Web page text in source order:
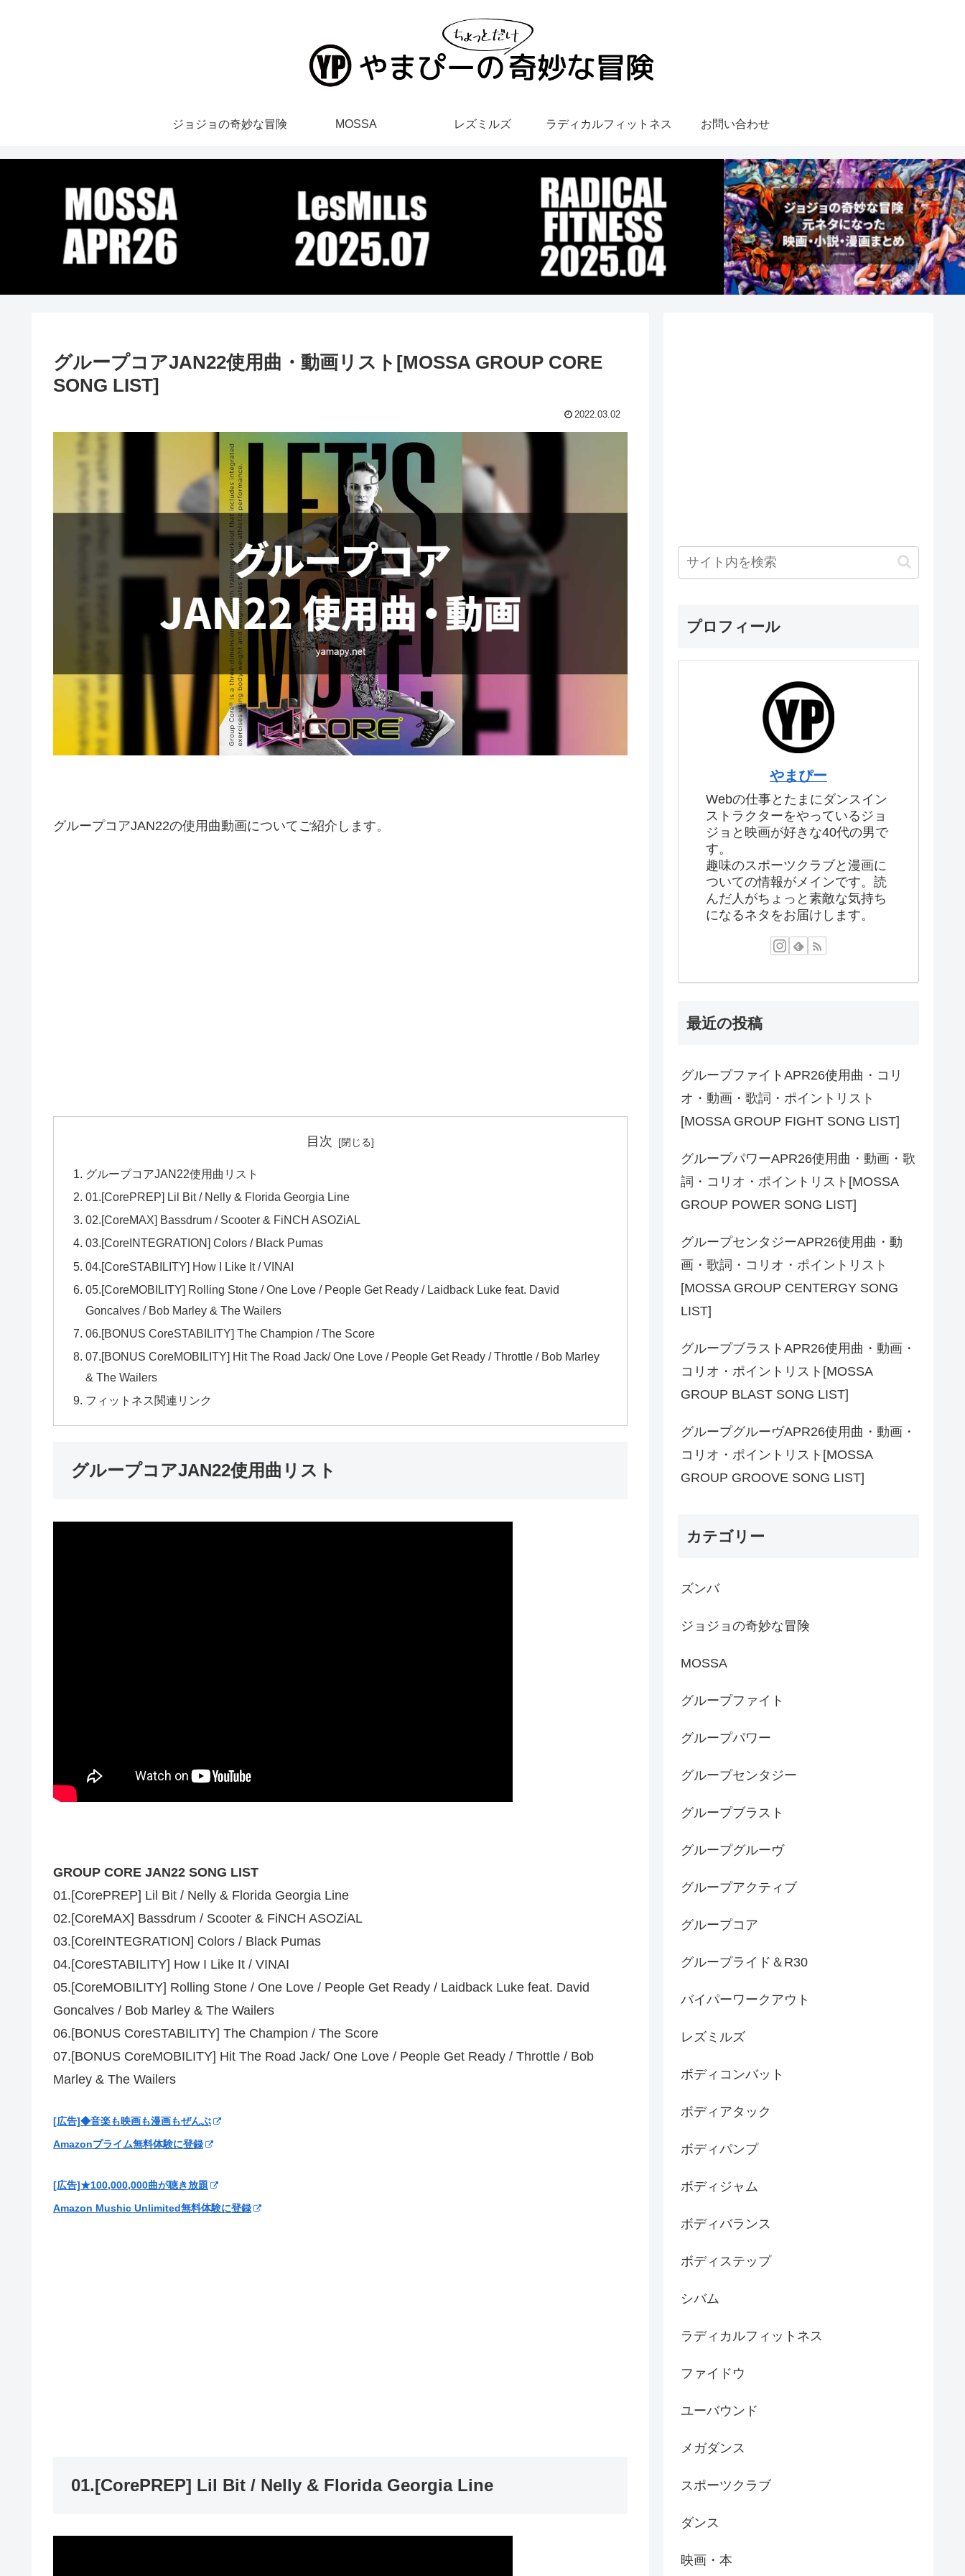
ジョジョの奇妙な冒険 MOSSA レズミルズ ラディカルフィットネス お問い合わせ
グループコアJAN22使用曲・動画リスト[MOSSA GROUP CORE
SONG LIST]
2022.03.02
グループコアJAN22の使用曲動画についてご紹介します。
目次
グループコアJAN22使用曲リスト
01.[CorePREP] Lil Bit / Nelly & Florida Georgia Line
02.[CoreMAX] Bassdrum / Scooter & FiNCH ASOZiAL
03.[CoreINTEGRATION] Colors / Black Pumas
04.[CoreSTABILITY] How I Like It / VINAI
05.[CoreMOBILITY] Rolling Stone / One Love / People Get Ready / Laidback Luke feat. David
Goncalves / Bob Marley & The Wailers
06.[BONUS CoreSTABILITY] The Champion / The Score
07.[BONUS CoreMOBILITY] Hit The Road Jack/ One Love / People Get Ready / Throttle / Bob Marley
& The Wailers
フィットネス関連リンク
グループコアJAN22使用曲リスト
GROUP CORE JAN22 SONG LIST
01.[CorePREP] Lil Bit / Nelly & Florida Georgia Line
02.[CoreMAX] Bassdrum / Scooter & FiNCH ASOZiAL
03.[CoreINTEGRATION] Colors / Black Pumas
04.[CoreSTABILITY] How I Like It / VINAI
05.[CoreMOBILITY] Rolling Stone / One Love / People Get Ready / Laidback Luke feat. David
Goncalves / Bob Marley & The Wailers
06.[BONUS CoreSTABILITY] The Champion / The Score
07.[BONUS CoreMOBILITY] Hit The Road Jack/ One Love / People Get Ready / Throttle / Bob
Marley & The Wailers
[広告]◆音楽も映画も漫画もぜんぶ
Amazonプライム無料体験に登録
[広告]★100,000,000曲が聴き放題
Amazon Mushic Unlimited無料体験に登録
01.[CorePREP] Lil Bit / Nelly & Florida Georgia Line
プロフィール
やまぴー
Webの仕事とたまにダンスイン
ストラクターをやっているジョ
ジョと映画が好きな40代の男で
す。
趣味のスポーツクラブと漫画に
ついての情報がメインです。読
んだ人がちょっと素敵な気持ち
になるネタをお届けします。
最近の投稿
グループファイトAPR26使用曲・コリ
オ・動画・歌詞・ポイントリスト
[MOSSA GROUP FIGHT SONG LIST]
グループパワーAPR26使用曲・動画・歌
詞・コリオ・ポイントリスト[MOSSA
GROUP POWER SONG LIST]
グループセンタジーAPR26使用曲・動
画・歌詞・コリオ・ポイントリスト
[MOSSA GROUP CENTERGY SONG
LIST]
グループブラストAPR26使用曲・動画・
コリオ・ポイントリスト[MOSSA
GROUP BLAST SONG LIST]
グループグルーヴAPR26使用曲・動画・
コリオ・ポイントリスト[MOSSA
GROUP GROOVE SONG LIST]
カテゴリー
ズンバ
ジョジョの奇妙な冒険
MOSSA
グループファイト
グループパワー
グループセンタジー
グループブラスト
グループグルーヴ
グループアクティブ
グループコア
グループライド＆R30
バイパーワークアウト
レズミルズ
ボディコンバット
ボディアタック
ボディパンプ
ボディジャム
ボディバランス
ボディステップ
シバム
ラディカルフィットネス
ファイドウ
ユーバウンド
メガダンス
スポーツクラブ
ダンス
映画・本